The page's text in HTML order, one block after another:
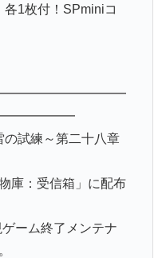
1枚付！SPminiコ
試練～第二十八章
：受信箱」に配布
ム終了メンテナ